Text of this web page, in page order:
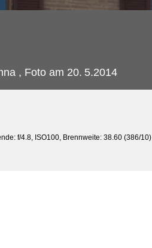
, Foto am 20. 5.2014
f/4.8, ISO100, Brennweite: 38.60 (386/10)